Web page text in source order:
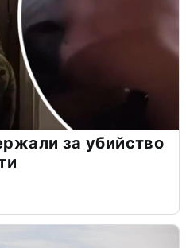
за убийство